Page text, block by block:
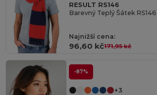
RESULT RS146
Barevný Teplý Šátek
Najnižší cena:
96,60 kč171,95 kč
-87%
+3